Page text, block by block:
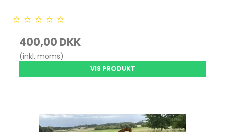
400,00 DKK
(inkl. moms)
VIS PRODUKT